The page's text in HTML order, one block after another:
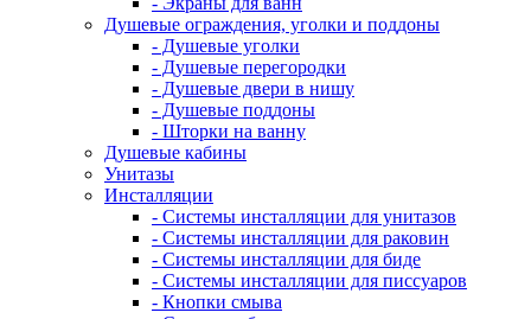
Душевые ограждения, уголки и поддоны
- Душевые уголки
- Душевые перегородки
- Душевые двери в нишу
- Душевые поддоны
- Шторки на ванну
Душевые кабины
Унитазы
Инсталляции
- Системы инсталляции для унитазов
- Системы инсталляции для раковин
- Системы инсталляции для биде
- Системы инсталляции для писсуаров
- Кнопки смыва